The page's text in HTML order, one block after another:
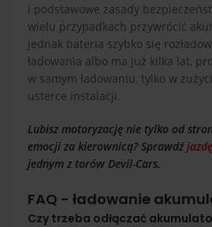
i podstawowe zasady
wielu przypadkach przywrócić
jednak bateria szybko się
ładowania albo ma już kilka lat,
w samym ładowaniu, tylko w
usterce instalacji.
Lubisz motoryzację nie tylko od
emocji za kierownicą? Sprawdź
jednym z torów Devil-Cars.
FAQ - ładowanie
Czy trzeba odłączać